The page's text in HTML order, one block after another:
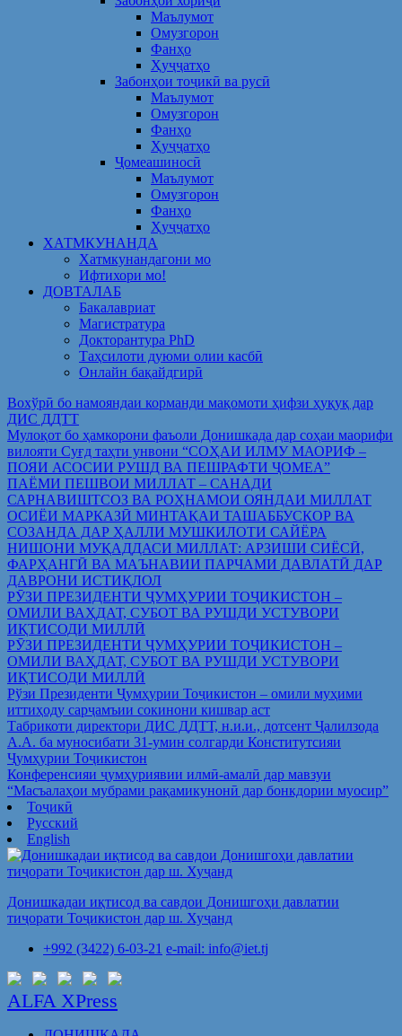
Маълумот
Омузгорон
Фанҳо
Ҳуҷҷатҳо
Забонҳои тоҷикӣ ва русӣ
Маълумот
Омузгорон
Фанҳо
Ҳуҷҷатҳо
Ҷомеашиносӣ
Маълумот
Омузгорон
Фанҳо
Ҳуҷҷатҳо
ХАТМКУНАНДА
Хатмкунандагони мо
Ифтихори мо!
ДОВТАЛАБ
Бакалавриат
Магистратура
Докторантура PhD
Таҳсилоти дуюми олии касбӣ
Онлайн бақайдгирӣ
Вохўрӣ бо намояндаи корманди мақомоти ҳифзи ҳуқуқ дар
ДИС ДДТТ
Мулоқот бо ҳамкорони фаъоли Донишкада дар соҳаи маорифи
вилояти Суғд таҳти унвони “СОҲАИ ИЛМУ МАОРИФ –
ПОЯИ АСОСИИ РУШД ВА ПЕШРАФТИ ҶОМЕА”
ПАЁМИ ПЕШВОИ МИЛЛАТ – САНАДИ
САРНАВИШТСОЗ ВА РОҲНАМОИ ОЯНДАИ МИЛЛАТ
ОСИЁИ МАРКАЗӢ МИНТАҚАИ ТАШАББУСКОР ВА
СОЗАНДА ДАР ҲАЛЛИ МУШКИЛОТИ САЙЁРА
НИШОНИ МУҚАДДАСИ МИЛЛАТ: АРЗИШИ СИЁСӢ,
ФАРҲАНГӢ ВА МАЪНАВИИ ПАРЧАМИ ДАВЛАТӢ ДАР
ДАВРОНИ ИСТИҚЛОЛ
РӮЗИ ПРЕЗИДЕНТИ ҶУМҲУРИИ ТОҶИКИСТОН –
ОМИЛИ ВАҲДАТ, СУБОТ ВА РУШДИ УСТУВОРИ
ИҚТИСОДИ МИЛЛӢ
РӮЗИ ПРЕЗИДЕНТИ ҶУМҲУРИИ ТОҶИКИСТОН –
ОМИЛИ ВАҲДАТ, СУБОТ ВА РУШДИ УСТУВОРИ
ИҚТИСОДИ МИЛЛӢ
Рўзи Президенти Ҷумҳурии Тоҷикистон – омили муҳими
иттиҳоду сарҷамъии сокинони кишвар аст
Табрикоти директори ДИС ДДТТ, н.и.и., дотсент Ҷалилзода
А.А. ба муносибати 31-умин солгарди Конститутсияи
Ҷумҳурии Тоҷикистон
Конференсияи ҷумҳуриявии илмӣ-амалӣ дар мавзуи
“Масъалаҳои мубрами рақамикунонӣ дар бонкдории муосир”
Тоҷикӣ
Русский
English
Донишкадаи иқтисод ва савдои Донишгоҳи давлатии
тиҷорати Тоҷикистон дар ш. Хуҷанд
+992 (3422) 6-03-21 e-mail: info@iet.tj
ALFA XPress